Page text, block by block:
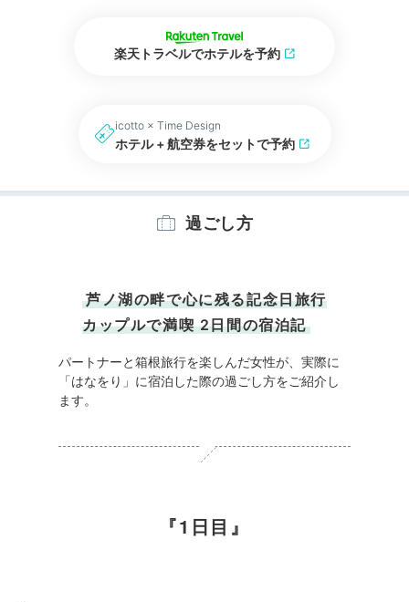
楽天トラベルでホテルを予約
icotto × Time Design
ホテル + 航空券をセットで予約
過ごし方
芦ノ湖の畔で心に残る記念日旅行
カップルで満喫 2日間の宿泊記
パートナーと箱根旅行を楽しんだ女性が、実際に
「はなをり」に宿泊した際の過ごし方をご紹介し
ます。
1日目